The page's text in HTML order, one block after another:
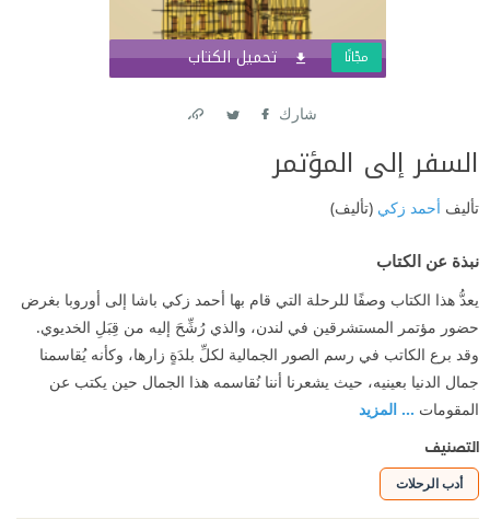
تحميل الكتاب مجّانًا
شارك
السفر إلى المؤتمر
تأليف أحمد زكي (تأليف)
نبذة عن الكتاب
يعدُّ هذا الكتاب وصفًا للرحلة التي قام بها أحمد زكي باشا إلى أوروبا بغرض
حضور مؤتمر المستشرقين في لندن، والذي رُشِّحَ إليه من قِبَلِ الخديوي.
وقد برع الكاتب في رسم الصور الجمالية لكلِّ بلدَةٍ زارها، وكأنه يُقاسمنا
جمال الدنيا بعينيه، حيث يشعرنا أننا نُقاسمه هذا الجمال حين يكتب عن
المقومات ... المزيد
التصنيف
أدب الرحلات